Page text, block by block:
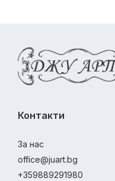
Контакти
За нас
office@juart.bg
+359889291980